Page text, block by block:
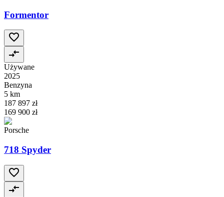
Formentor
Używane
2025
Benzyna
5 km
187 897 zł
169 900 zł
Porsche
718 Spyder